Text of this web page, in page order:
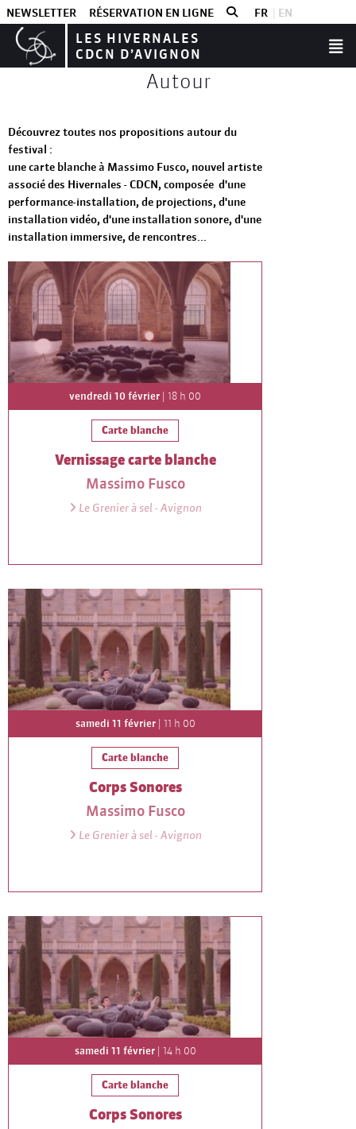
NEWSLETTER RÉSERVATION EN LIGNE FR EN
LES HIVERNALES
CDCN D’AVIGNON
Autour
Découvrez toutes nos propositions autour du
festival :
une carte blanche à Massimo Fusco, nouvel artiste
associé des Hivernales - CDCN, composée d'une
performance-installation, de projections, d'une
installation vidéo, d'une installation sonore, d'une
installation immersive, de rencontres...
vendredi 10 février | 18 h 00
Carte blanche
Vernissage carte blanche
Massimo Fusco
Le Grenier à sel - Avignon
samedi 11 février| 11 h 00
Carte blanche
Corps Sonores
Massimo Fusco
Le Grenier à sel - Avignon
samedi 11 février| 14 h 00
Carte blanche
Corps Sonores